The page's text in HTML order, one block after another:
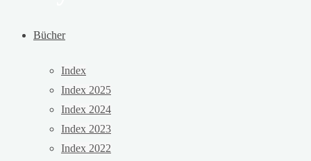
Bücher
Index
Index 2025
Index 2024
Index 2023
Index 2022